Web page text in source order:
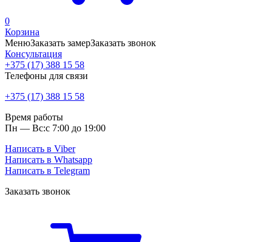
0
Корзина
МенюЗаказать замерЗаказать звонок
Консультация
+375 (17) 388 15 58
Телефоны для связи
+375 (17) 388 15 58
Время работы
Пн — Вс:с 7:00 до 19:00
Написать в Viber
Написать в Whatsapp
Написать в Telegram
Заказать звонок